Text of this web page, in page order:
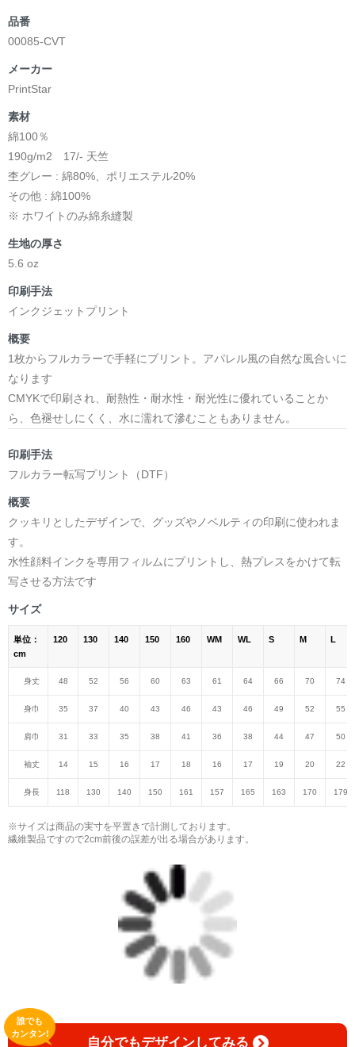
品番
00085-CVT
メーカー
PrintStar
素材
綿100％
190g/m2 17/- 天竺
杢グレー : 綿80%、ポリエステル20%
その他 : 綿100%
※ ホワイトのみ綿糸縫製
生地の厚さ
5.6 oz
印刷手法
インクジェットプリント
概要
1枚からフルカラーで手軽にプリント。アパレル風の自然な風合いに
なります
CMYKで印刷され、耐熱性・耐水性・耐光性に優れていることか
ら、色褪せしにくく、水に濡れて滲むこともありません。
印刷手法
フルカラー転写プリント（DTF）
概要
クッキリとしたデザインで、グッズやノベルティの印刷に使われま
す。
水性顔料インクを専用フィルムにプリントし、熱プレスをかけて転
写させる方法です
サイズ
単位：
cm
120 130 140 150 160 WM WL S M L
身丈 48 52 56 60 63 61 64 66 70 74
身巾 35 37 40 43 46 43 46 49 52 55
肩巾 31 33 35 38 41 36 38 44 47 50
袖丈 14 15 16 17 18 16 17 19 20 22
身長 118 130 140 150 161 157 165 163 170 179
※サイズは商品の実寸を平置きで計測しております。
繊維製品ですので2cm前後の誤差が出る場合があります。
自分でもデザインしてみる
誰でも
カンタン!